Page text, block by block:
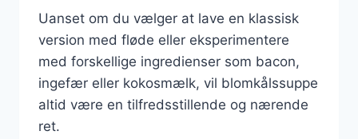
Uanset om du vælger at lave en klassisk
version med fløde eller eksperimentere
med forskellige ingredienser som bacon,
ingefær eller kokosmælk, vil blomkålssuppe
altid være en tilfredsstillende og nærende
ret.